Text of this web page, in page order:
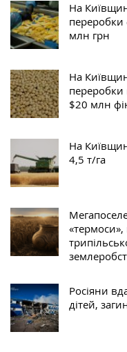
На
переробки
млн грн
На
переробки
$20 млн
На
4,5 т/га
«термоси»,
Росіяни
дітей,